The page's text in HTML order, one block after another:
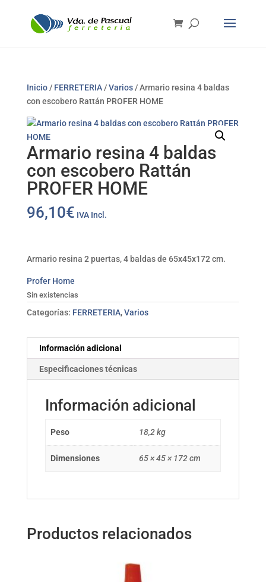
Inicio/ FERRETERIA/Varios/ Armario resina 4 baldas
con escobero Rattán PROFER HOME
Armario resina 4 baldas
con escobero Rattán
PROFER HOME
96,10€ IVA Incl.
Armario resina 2 puertas, 4 baldas de 65x45x172 cm.
Profer Home
Sin existencias
Categorías: FERRETERIA,Varios
Información adicional
Especificaciones técnicas
Información adicional
Peso 18,2 kg
Dimensiones 65 × 45 × 172 cm
Productos relacionados